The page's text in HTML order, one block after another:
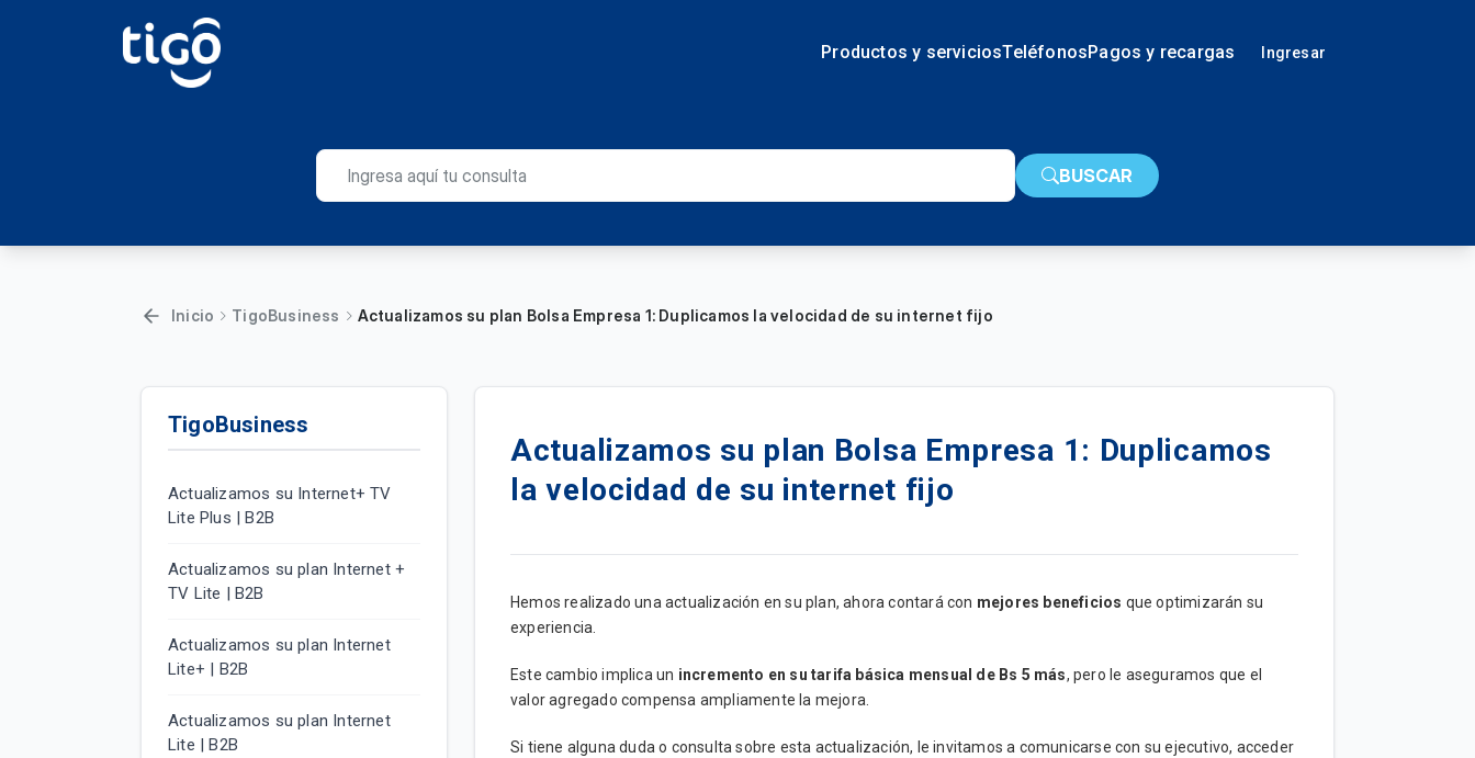
Productos y serviciosTeléfonosPagos y recargas Ingresar
BUSCAR
Inicio TigoBusiness Actualizamos su plan Bolsa Empresa 1: Duplicamos la velocidad de su internet fijo
TigoBusiness
Actualizamos su Internet+ TV
Lite Plus | B2B
Actualizamos su plan Internet +
TV Lite | B2B
Actualizamos su plan Internet
Lite+ | B2B
Actualizamos su plan Internet
Lite | B2B
Actualizamos su plan Bolsa Empresa 1: Duplicamos
la velocidad de su internet fijo
Hemos realizado una actualización en su plan, ahora contará con mejores beneficios que optimizarán su
experiencia.
Este cambio implica un incremento en su tarifa básica mensual de Bs 5 más, pero le aseguramos que el
valor agregado compensa ampliamente la mejora.
Si tiene alguna duda o consulta sobre esta actualización, le invitamos a comunicarse con su ejecutivo, acceder